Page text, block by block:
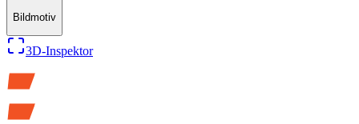
Bildmotiv
3D-Inspektor